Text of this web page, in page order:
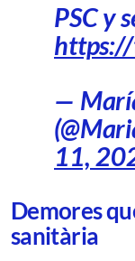
PSC y
—
11,
Demores
sanitària